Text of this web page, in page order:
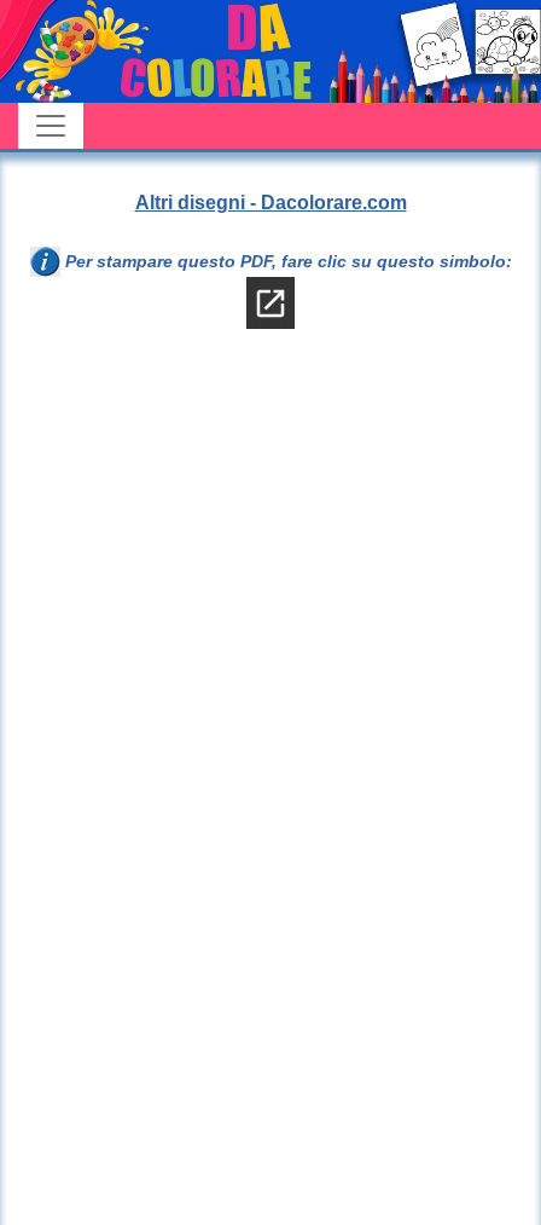
Altri disegni - Dacolorare.com
Per stampare questo PDF, fare clic su questo simbolo: